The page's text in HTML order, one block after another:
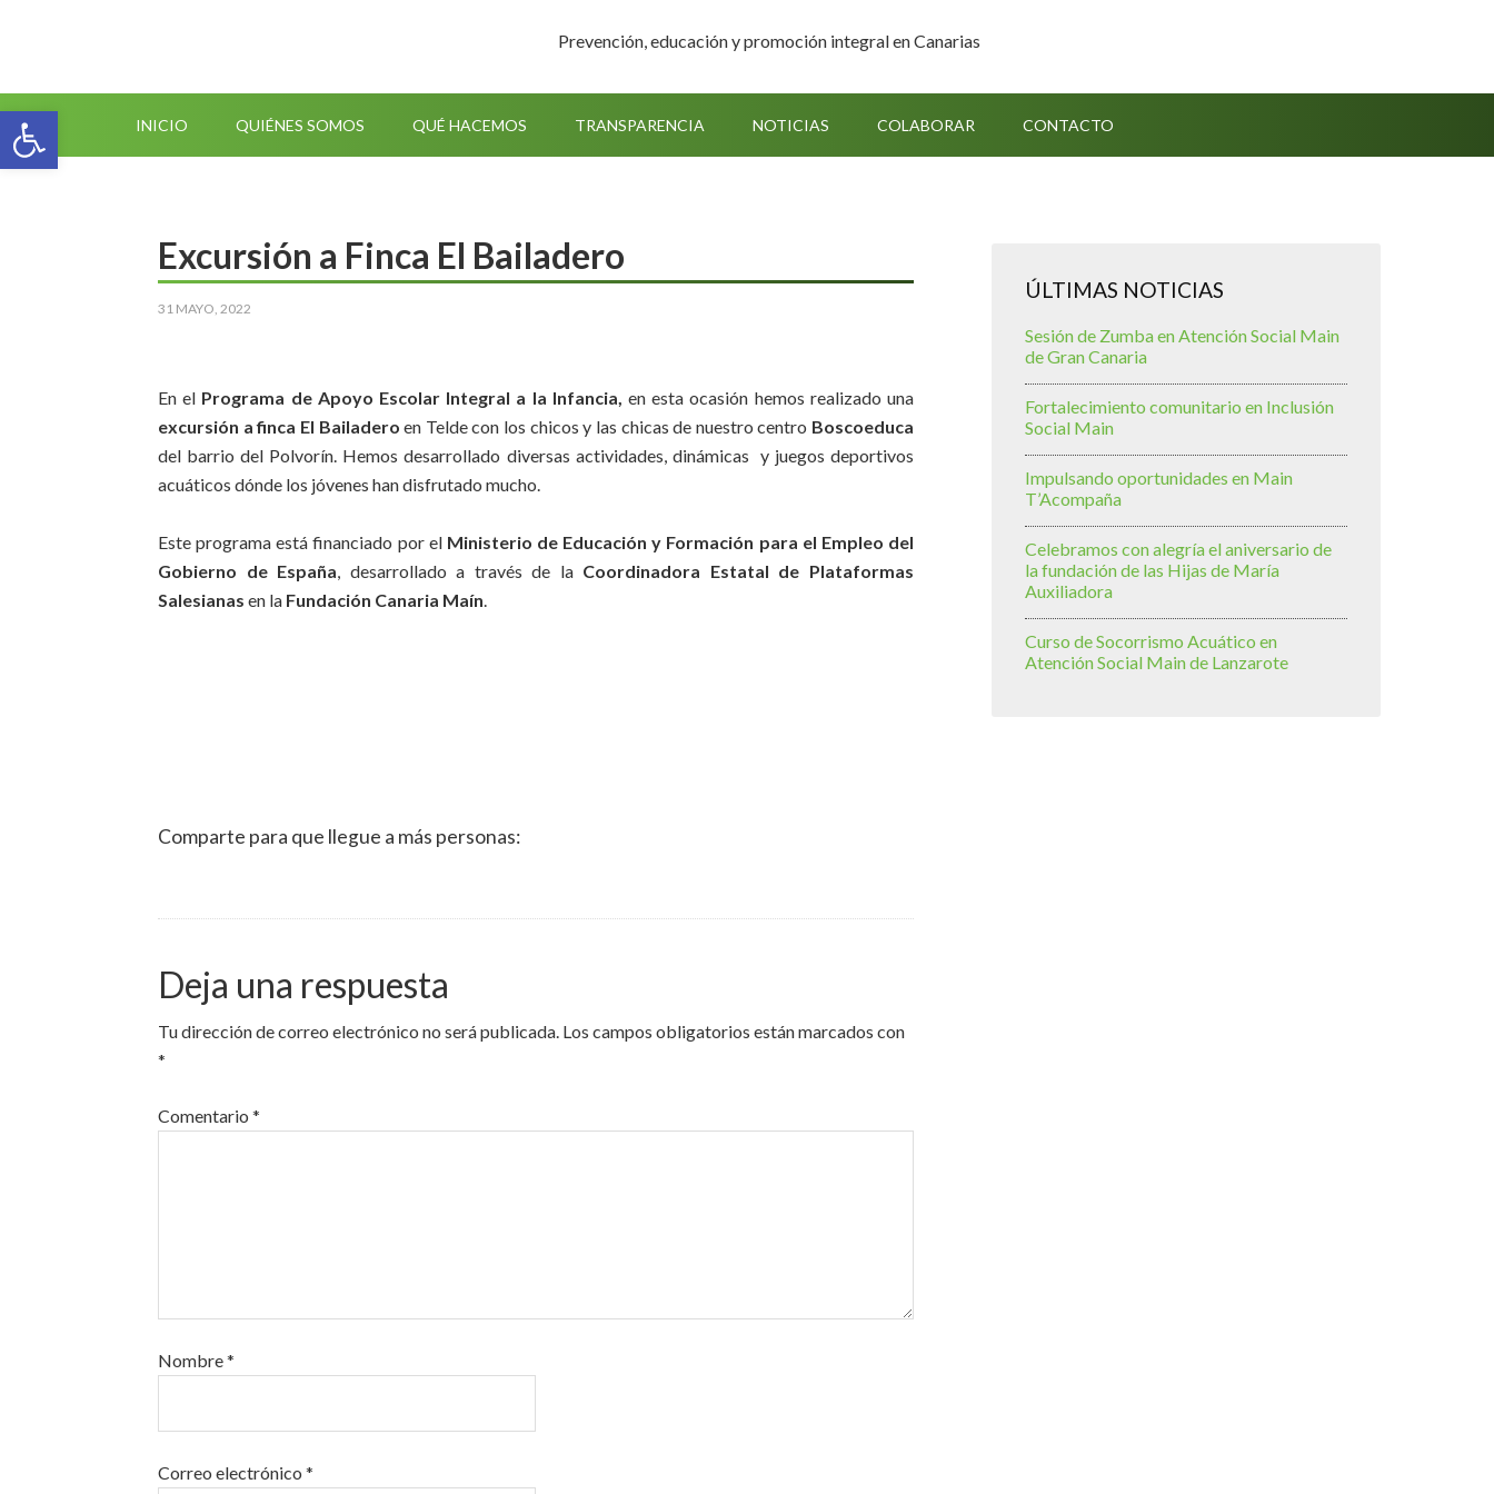
Abrir barra de herramientas
Prevención, educación y promoción integral en Canarias
INICIO QUIÉNES SOMOS QUÉ HACEMOS TRANSPARENCIA NOTICIAS COLABORAR CONTACTO
Excursión a Finca El Bailadero
31 MAYO, 2022
En el Programa de Apoyo Escolar Integral a la Infancia,en esta ocasión hemos realizado una
excursión a finca El Bailadero en Telde con los chicos y las chicas de nuestro centro Boscoeduca
del barrio del Polvorín. Hemos desarrollado diversas actividades, dinámicas y juegos deportivos
acuáticos dónde los jóvenes han disfrutado mucho.
Este programa está financiado por el Ministerio de Educación y Formación para el Empleo del
Gobierno de España, desarrollado a través de la Coordinadora Estatal de Plataformas
Salesianas en la Fundación Canaria Maín.
Comparte para que llegue a más personas:
Deja una respuesta
Tu dirección de correo electrónico no será publicada. Los campos obligatorios están marcados con
*
Comentario *
Nombre*
Correo electrónico *
ÚLTIMAS NOTICIAS
Sesión de Zumba en Atención Social Main
de Gran Canaria
Fortalecimiento comunitario en Inclusión
Social Main
Impulsando oportunidades en Main
T’Acompaña
Celebramos con alegría el aniversario de
la fundación de las Hijas de María
Auxiliadora
Curso de Socorrismo Acuático en
Atención Social Main de Lanzarote